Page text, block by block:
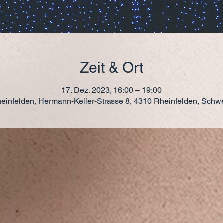
Zeit & Ort
17. Dez. 2023, 16:00 – 19:00
Hermann-Keller-Strasse 8, 4310 Rheinfelden,